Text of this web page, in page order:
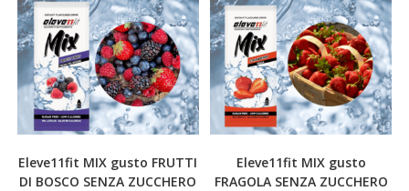
Eleve11fit MIX gusto FRUTTI
DI BOSCO SENZA ZUCCHERO
Eleve11fit MIX gusto
FRAGOLA SENZA ZUCCHERO